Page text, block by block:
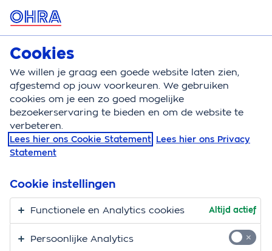
MENU
Reisverzekering
Reisverzekering Belgie
Reisverzekering België
Ga je een midweek wandelen in de Ardennen of een
zuiderburen is het altijd genieten. Omdat België zo
dichtbij is, denk je misschien niet meteen aan een
reisverzekering. Toch mag die niet ontbreken. We
leggen uit hoe het zit met een vakantie in België en je
reisverzekering.
Cookies
We willen je graag een goede website laten zien,
afgestemd op jouw voorkeuren. We gebruiken
cookies om je een zo goed mogelijke
bezoekerservaring te bieden en om de website te
verbeteren.
Lees hier ons Cookie Statement Lees hier ons Privacy
Statement
Cookie instellingen
Functionele en Analytics cookies Altijd actief
Persoonlijke Analytics